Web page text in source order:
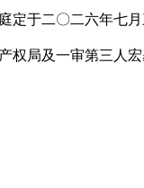
定于二〇二六年七
权局及一审第三人